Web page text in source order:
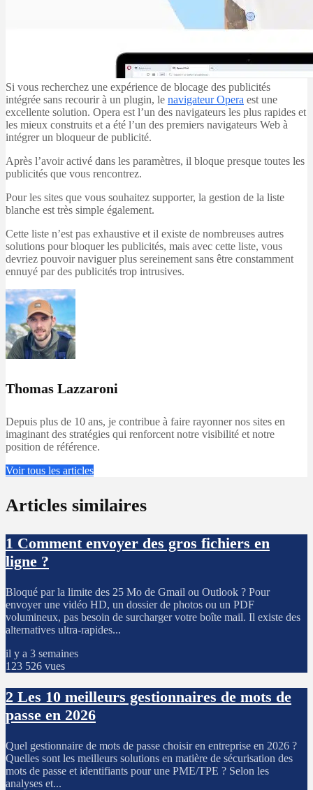
Si vous recherchez une expérience de blocage des publicités
intégrée sans recourir à un plugin, le navigateur Opera est une
excellente solution. Opera est l’un des navigateurs les plus rapides et
les mieux construits et a été l’un des premiers navigateurs Web à
intégrer un bloqueur de publicité.
Après l’avoir activé dans les paramètres, il bloque presque toutes les
publicités que vous rencontrez.
Pour les sites que vous souhaitez supporter, la gestion de la liste
blanche est très simple également.
Cette liste n’est pas exhaustive et il existe de nombreuses autres
solutions pour bloquer les publicités, mais avec cette liste, vous
devriez pouvoir naviguer plus sereinement sans être constamment
ennuyé par des publicités trop intrusives.
Thomas Lazzaroni
Depuis plus de 10 ans, je contribue à faire rayonner nos sites en
imaginant des stratégies qui renforcent notre visibilité et notre
position de référence.
Voir tous les articles
Articles similaires
1 Comment envoyer des gros fichiers en
ligne ?
Bloqué par la limite des 25 Mo de Gmail ou Outlook ? Pour
envoyer une vidéo HD, un dossier de photos ou un PDF
volumineux, pas besoin de surcharger votre boîte mail. Il existe des
alternatives ultra-rapides...
il y a 3 semaines
123 526 vues
2 Les 10 meilleurs gestionnaires de mots de
passe en 2026
Quel gestionnaire de mots de passe choisir en entreprise en 2026 ?
Quelles sont les meilleurs solutions en matière de sécurisation des
mots de passe et identifiants pour une PME/TPE ? Selon les
analyses et...